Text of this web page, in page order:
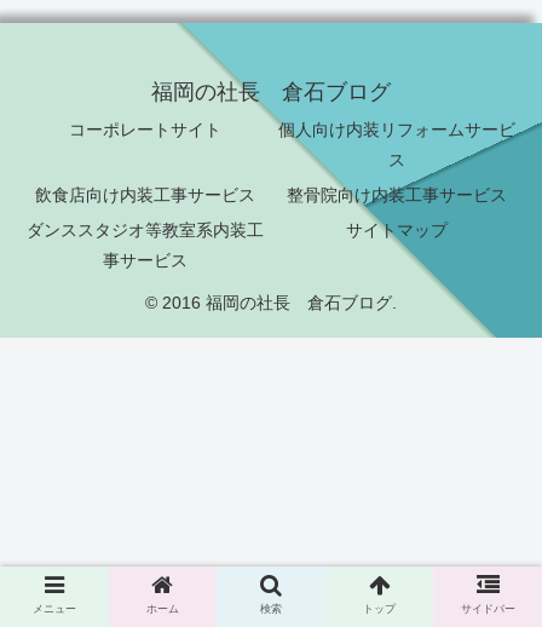
福岡の社長 倉石ブログ
コーポレートサイト
個人向け内装リフォームサービ
ス
飲食店向け内装工事サービス
整骨院向け内装工事サービス
ダンススタジオ等教室系内装工
事サービス
サイトマップ
© 2016 福岡の社長 倉石ブログ.
メニュー ホーム 検索 トップ サイドバー